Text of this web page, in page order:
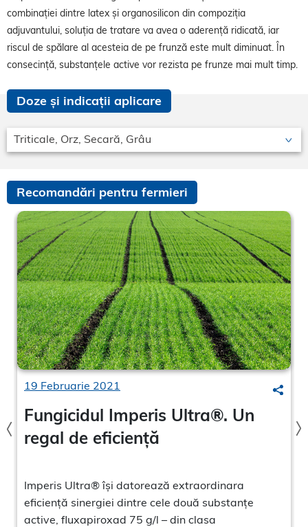
combinației dintre latex și organosilicon din compoziția
adjuvantului, soluția de tratare va avea o aderență ridicată, iar
riscul de spălare al acesteia de pe frunză este mult diminuat. În
consecință, substanțele active vor rezista pe frunze mai mult timp.
Doze și indicații aplicare
Triticale, Orz, Secară, Grâu
Recomandări pentru fermieri
19 Februarie 2021
Fungicidul Imperis Ultra®. Un
regal de eficiență
Imperis Ultra® își datorează extraordinara
eficiență sinergiei dintre cele două substanțe
active, fluxapiroxad 75 g/l – din clasa